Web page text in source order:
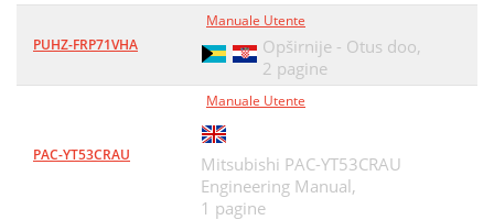
PUHZ-FRP71VHA
Manuale Utente
Opširnije - Otus doo,
2 pagine
PAC-YT53CRAU
Manuale Utente
Mitsubishi PAC-YT53CRAU
Engineering Manual,
1 pagine